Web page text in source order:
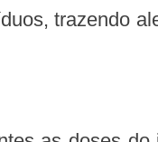
trazendo